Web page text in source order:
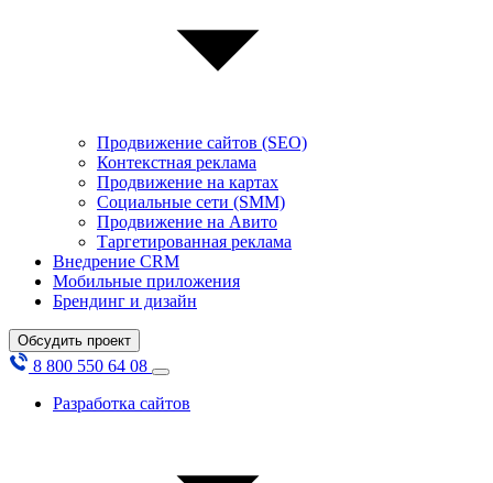
Продвижение сайтов (SEO)
Контекстная реклама
Продвижение на картах
Социальные сети (SMM)
Продвижение на Авито
Таргетированная реклама
Внедрение CRM
Мобильные приложения
Брендинг и дизайн
Обсудить проект
8 800 550 64 08
Разработка сайтов